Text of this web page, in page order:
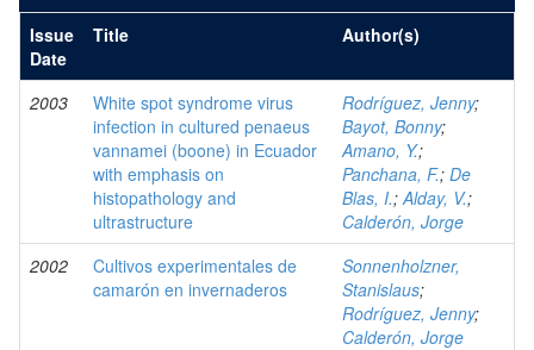
Issue
Date
Title Author(s)
2003
White spot syndrome virus
infection in cultured penaeus
vannamei (boone) in Ecuador
with emphasis on
histopathology and
ultrastructure
Rodríguez, Jenny;
Bayot, Bonny;
Amano, Y.;
Panchana, F.; De
Blas, I.;Alday, V.;
Calderón, Jorge
2002
Cultivos experimentales de
camarón en invernaderos
Sonnenholzner,
Stanislaus;
Rodríguez, Jenny;
Calderón, Jorge